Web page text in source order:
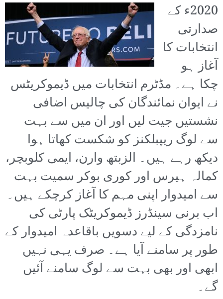
2020ء کے
صدارتی
انتخابات کا
آغاز ہو
چکا ہے۔ مڈٹرم انتخابات میں ڈیموکریٹس
نے ایوان نمائندگان کی چالیس اضافی
نشستیں جیت لیں اور ان میں سے بہت
سے لوگ ریپبلکنز کو شکست کھاتا ہوا
دیکھ رہے ہیں۔ الزبتھ وارن، ایمی کلوبچر،
کمالہ ہیرس اور کوری بوکر سمیت بہت
سے امیدوار اپنی مہم کا آغاز کرچکے ہیں۔
اب برنی سینڈرز ڈیموکریٹک پارٹی کی
نامزدگی کے لیے دسویں باقاعدہ امیدوار کے
طور پر سامنے آیا ہے۔ صرف یہی نہیں
ابھی اور بھی بہت سے لوگ سامنے آئیں
گے۔